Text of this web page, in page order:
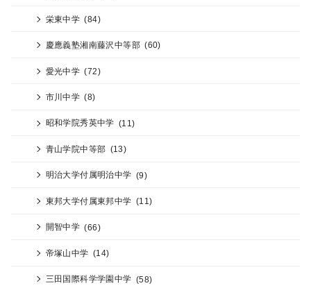
栄東中学 (84)
慶應義塾湘南藤沢中等部 (60)
愛光中学 (72)
市川中学 (8)
昭和学院秀英中学 (11)
青山学院中等部 (13)
明治大学付属明治中学 (9)
東邦大学付属東邦中学 (11)
開智中学 (66)
帝塚山中学 (14)
三田国際科学学園中学 (58)